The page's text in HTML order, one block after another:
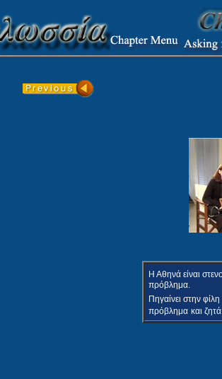
Η Αθηνά είναι
πρόβλημα.
Πηγαίνει στην
πρόβλημα και